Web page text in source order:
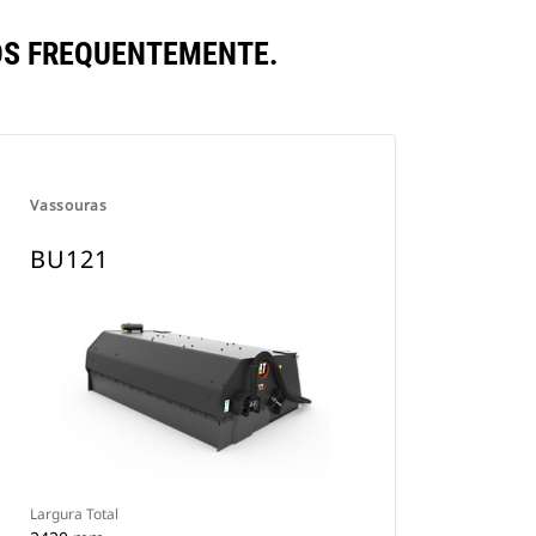
FREQUENTEMENTE.
Vassouras
BU121
Largura Total